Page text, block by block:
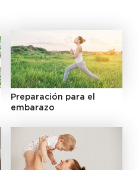
Preparación para el
embarazo